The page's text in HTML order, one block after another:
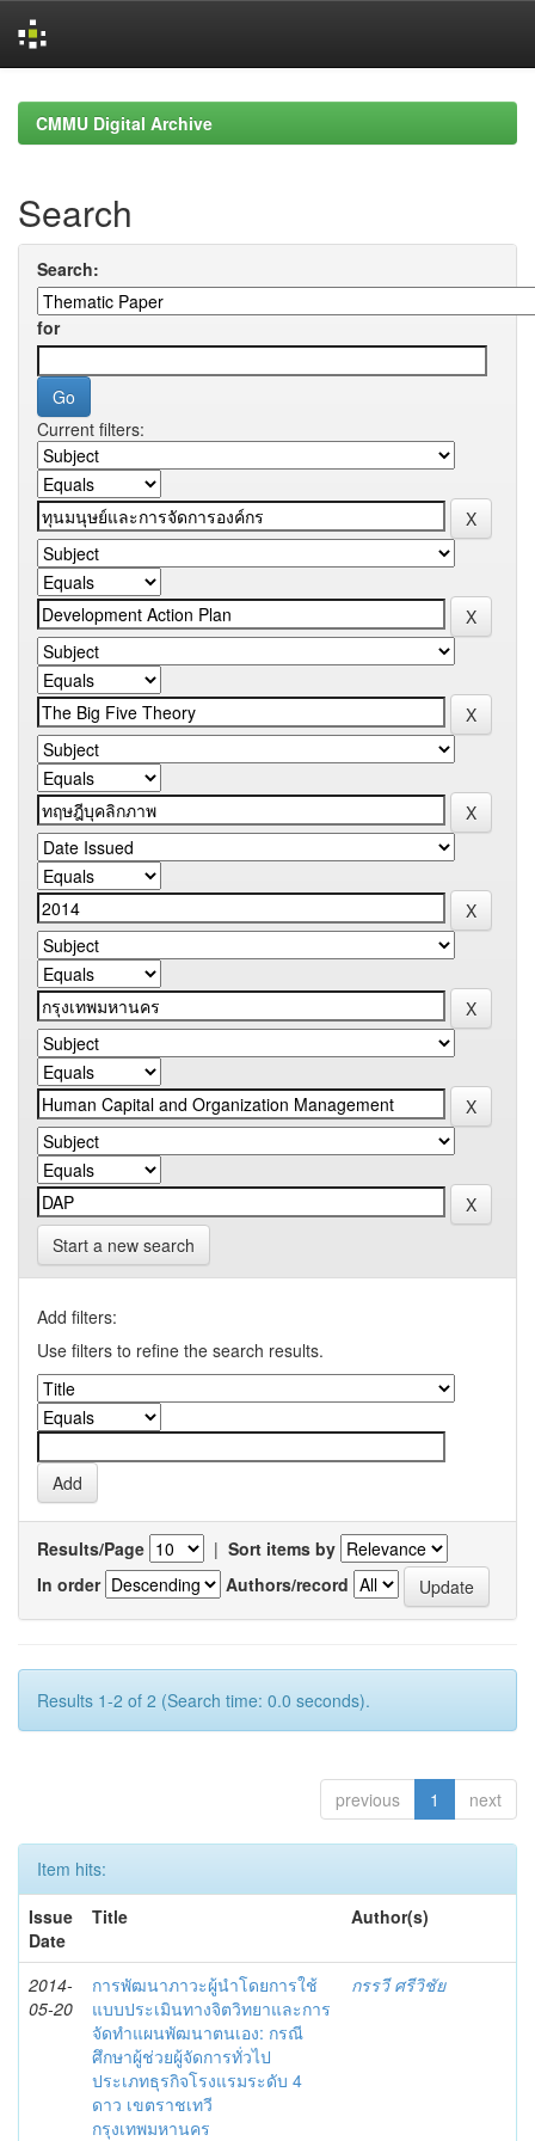
navigationCMMU Digital Archive
Search
Search:
for
Current filters:
Start a new search
Add filters:
Use filters to refine the search results.
Results/Page | Sort items by
In order
Authors/record
Results 1-2 of 2 (Search time: 0.0 seconds).
previous 1 next
Item hits:
Issue
Date
Title Author(s)
2014-
05-20
การพัฒนาภาวะผู้นำโดยการใช้
แบบประเมินทางจิตวิทยาและการ
จัดทำแผนพัฒนาตนเอง: กรณี
ศึกษาผู้ช่วยผู้จัดการทั่วไป
ประเภทธุรกิจโรงแรมระดับ 4
ดาว เขตราชเทวี
กรุงเทพมหานคร
กรรวี ศรีวิชัย